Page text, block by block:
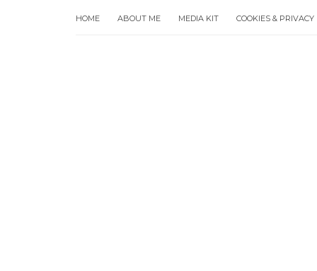
HOME ABOUT ME MEDIA KIT COOKIES & PRIVACY